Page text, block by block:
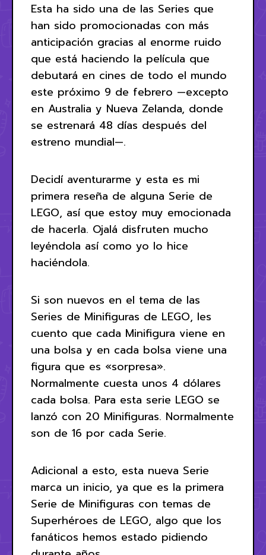
Esta ha sido una de las Series que
han sido promocionadas con más
anticipación gracias al enorme ruido
que está haciendo la película que
debutará en cines de todo el mundo
este próximo 9 de febrero —excepto
en Australia y Nueva Zelanda, donde
se estrenará 48 días después del
estreno mundial—.
Decidí aventurarme y esta es mi
primera reseña de alguna Serie de
LEGO, así que estoy muy emocionada
de hacerla. Ojalá disfruten mucho
leyéndola así como yo lo hice
haciéndola.
Si son nuevos en el tema de las
Series de Minifiguras de LEGO, les
cuento que cada Minifigura viene en
una bolsa y en cada bolsa viene una
figura que es «sorpresa».
Normalmente cuesta unos 4 dólares
cada bolsa. Para esta serie LEGO se
lanzó con 20 Minifiguras. Normalmente
son de 16 por cada Serie.
Adicional a esto, esta nueva Serie
marca un inicio, ya que es la primera
Serie de Minifiguras con temas de
Superhéroes de LEGO, algo que los
fanáticos hemos estado pidiendo